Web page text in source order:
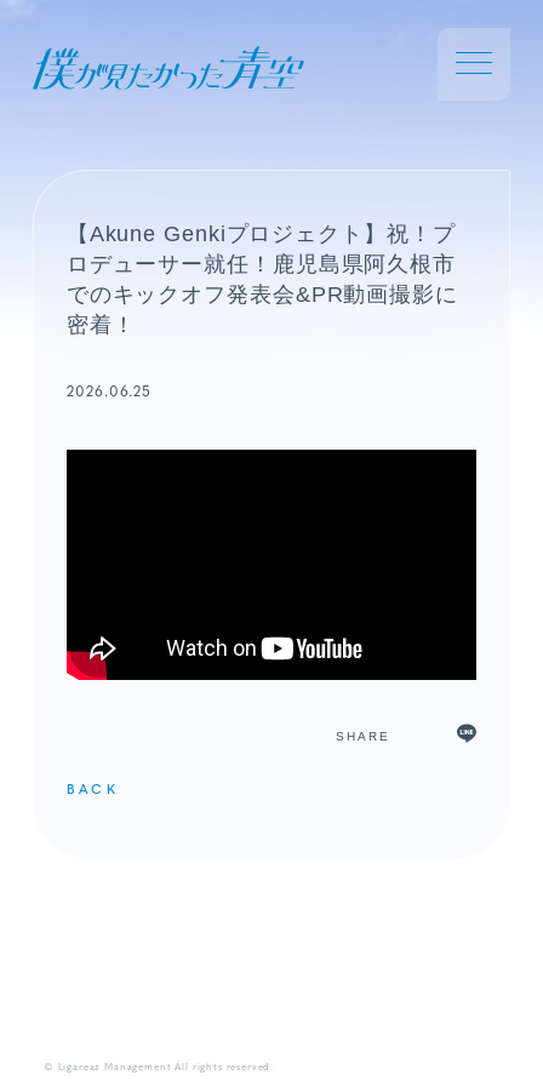
【Akune Genkiプロジェクト】祝！プ
ロデューサー就任！鹿児島県阿久根市
でのキックオフ発表会&PR動画撮影に
密着！
2026.06.25
SHARE
BACK
© Ligareaz Management All rights reserved.